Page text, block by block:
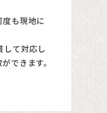
も現地に
して対応し
できます。
な形で購
まとめて